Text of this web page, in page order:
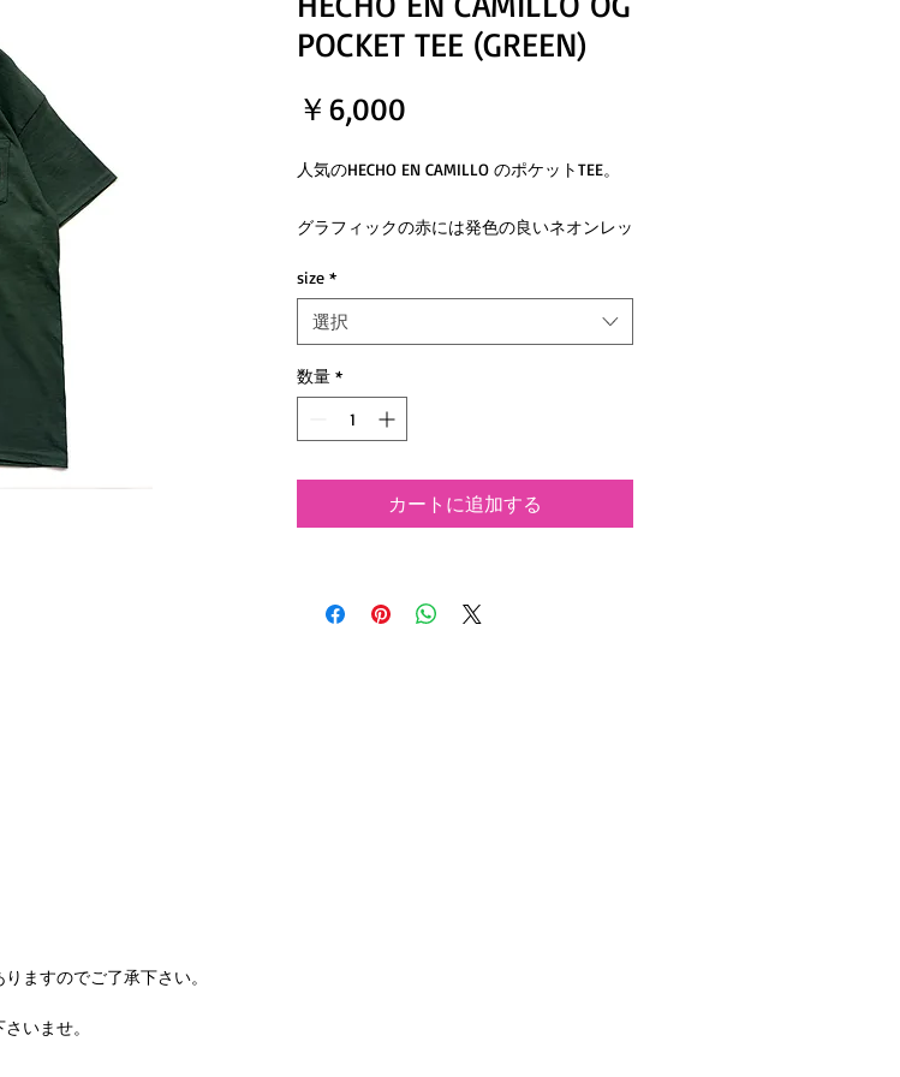
POCKET TEE (GREEN)
￥6,000
人気のHECHO EN CAMILLO のポケットTEE。
グラフィックの赤には発色の良いネオンレッ
グラフィックにインパクトある1枚。
size *
選択
数量 *
カートに追加する
ますのでご了承下さい。
いませ。